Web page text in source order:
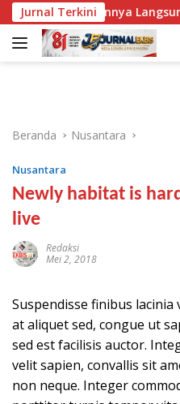
Langsung
ke
konten
Jurnal Terkini
Langsung Kerja
Beranda Nusantara
Nusantara
Newly habitat is
live
Redaksi
Mei 2, 2018
Suspendisse finibus
at aliquet sed, congue ut
sed est facilisis auctor.
velit sapien, convallis sit
non neque. Integer